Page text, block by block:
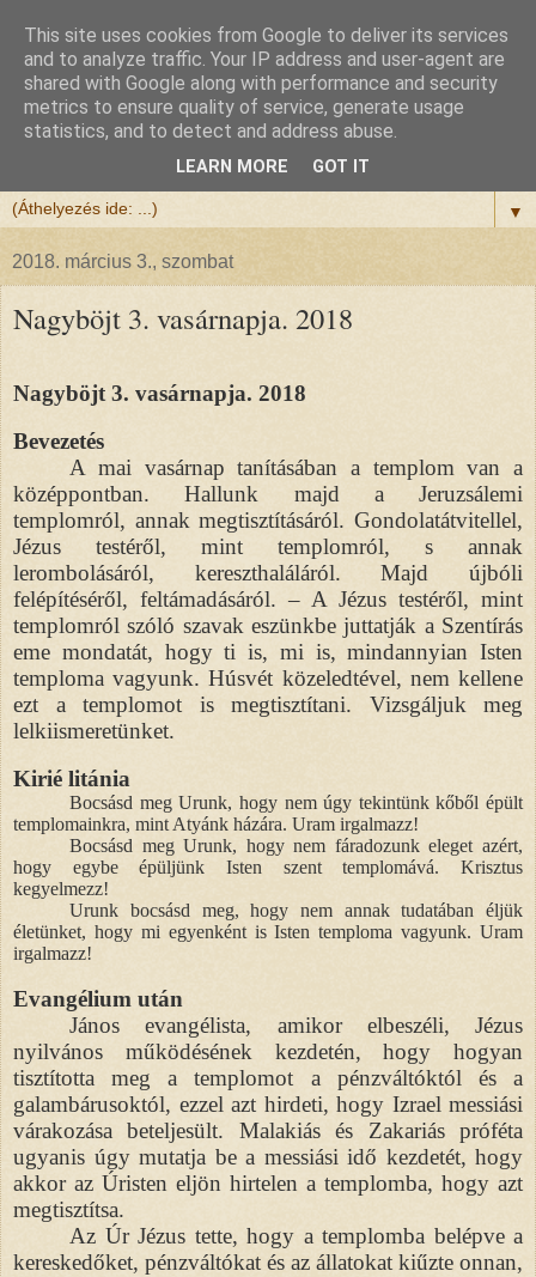
Félix atya
Szeretettel köszöntöm a honlapomra ellátogatót.
▼
2018. március 3., szombat
Nagyböjt 3. vasárnapja. 2018
Nagyböjt 3. vasárnapja. 2018
Bevezetés
A mai vasárnap tanításában a templom van a
középpontban. Hallunk majd a Jeruzsálemi
templomról, annak megtisztításáról. Gondolatátvitellel,
Jézus testéről, mint templomról, s annak
lerombolásáról, kereszthaláláról. Majd újbóli
felépítéséről, feltámadásáról. – A Jézus testéről, mint
templomról szóló szavak eszünkbe juttatják a Szentírás
eme mondatát, hogy ti is, mi is, mindannyian Isten
temploma vagyunk. Húsvét közeledtével, nem kellene
ezt a templomot is megtisztítani. Vizsgáljuk meg
lelkiismeretünket.
Kirié litánia
Bocsásd meg Urunk, hogy nem úgy tekintünk kőből épült
templomainkra, mint Atyánk házára. Uram irgalmazz!
Bocsásd meg Urunk, hogy nem fáradozunk eleget azért,
hogy egybe épüljünk Isten szent templomává. Krisztus
kegyelmezz!
Urunk bocsásd meg, hogy nem annak tudatában éljük
életünket, hogy mi egyenként is Isten temploma vagyunk. Uram
irgalmazz!
Evangélium után
János evangélista, amikor elbeszéli, Jézus
nyilvános működésének kezdetén, hogy hogyan
tisztította meg a templomot a pénzváltóktól és a
galambárusoktól, ezzel azt hirdeti, hogy Izrael messiási
várakozása beteljesült. Malakiás és Zakariás próféta
ugyanis úgy mutatja be a messiási idő kezdetét, hogy
akkor az Úristen eljön hirtelen a templomba, hogy azt
megtisztítsa.
Az Úr Jézus tette, hogy a templomba belépve a
kereskedőket, pénzváltókat és az állatokat kiűzte onnan,
This site uses cookies from Google to deliver its services
and to analyze traffic. Your IP address and user-agent are
shared with Google along with performance and security
metrics to ensure quality of service, generate usage
statistics, and to detect and address abuse.
LEARN MORE GOT IT